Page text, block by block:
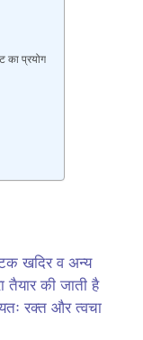
का प्रयोग
खदिर व अन्य
तैयार की जाती है
रक्त और त्वचा